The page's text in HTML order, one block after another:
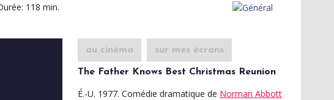
118 min.
au cinéma sur mes écrans
The Father Knows Best Christmas Reunion
É.-U. 1977. Comédie dramatique de Norman Abbott